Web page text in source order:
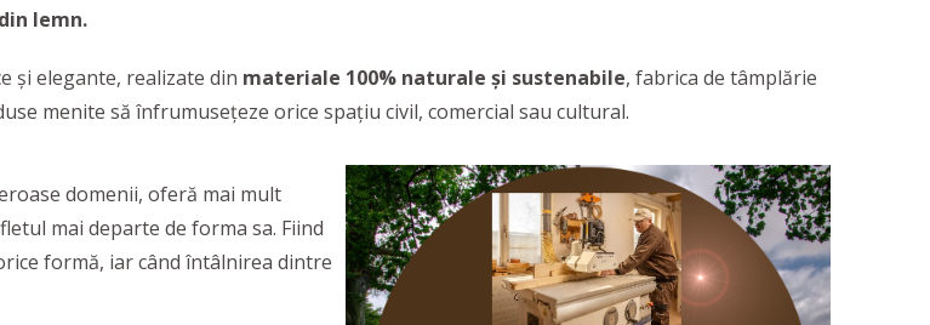
lemn.
și elegante, realizate din materiale 100% naturale și sustenabile, fabrica de tâmplărie
menite să înfrumusețeze orice spațiu civil, comercial sau cultural.
domenii, oferă mai mult
mai departe de forma sa. Fiind
formă, iar când întâlnirea dintre